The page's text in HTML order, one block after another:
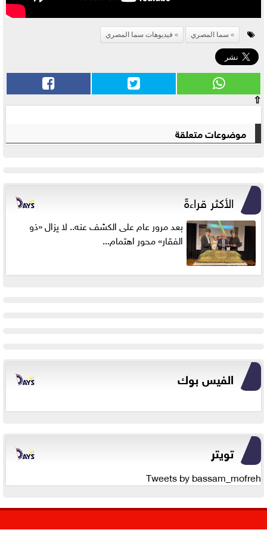
سما المصري فيديوهات سما المصري
⇧
موضوعات متعلقة
الأكثر قراءةً
بعد مرور عام على الكشف عنه.. لا يزال «ذو
الفقار» محور اهتمام...
الفيس بوك
تويتر
Tweets by bassam_mofreh